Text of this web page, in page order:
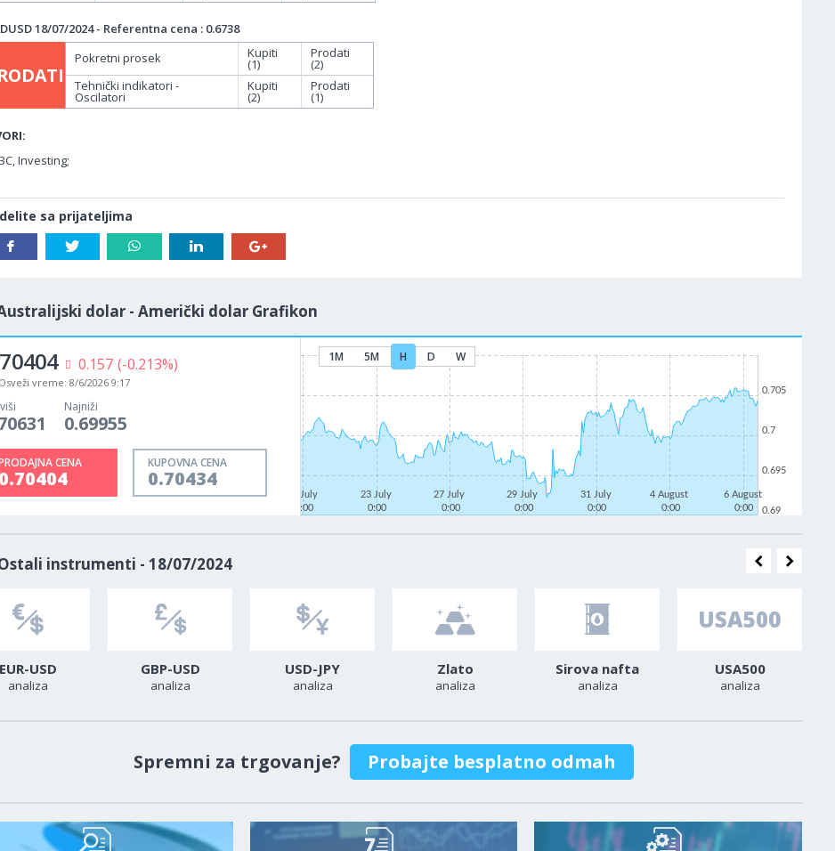
18/07/2024 - Referentna cena : 0.6738
Pokretni prosek Kupiti
(1)
Prodati
(2)
Tehnički indikatori -
Oscilatori
Kupiti
(2)
Prodati
(1)
Investing;
sa prijateljima
dolar - Američki dolar Grafikon
0.157 (-0.213%)
Osveži vreme: 8/6/2026 9:17
Najniži
0.69955
CENA
0.70404
KUPOVNA CENA
0.70434
1M 5M H D W
21 July
0:00
23 July
0:00
27 July
0:00
29 July
0:00
31 July
0:00
4 August
0:00
6 August
0:00
0.69
0.695
0.7
0.705
instrumenti - 18/07/2024
EUR-USD
analiza
GBP-USD
analiza
USD-JPY
analiza
Zlato
analiza
Sirova nafta
analiza
USA500
analiza
Spremni za trgovanje? Probajte besplatno odmah